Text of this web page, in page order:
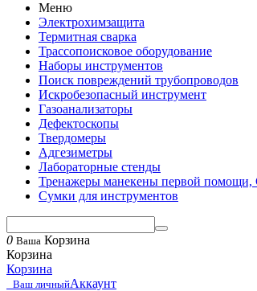
Меню
Электрохимзащита
Термитная сварка
Трассопоисковое оборудование
Наборы инструментов
Поиск повреждений трубопроводов
Искробезопасный инструмент
Газоанализаторы
Дефектоскопы
Твердомеры
Адгезиметры
Лабораторные стенды
Тренажеры манекены первой
Сумки для инструментов
0 Ваша Корзина
Корзина
Корзина
Ваш личныйАккаунт